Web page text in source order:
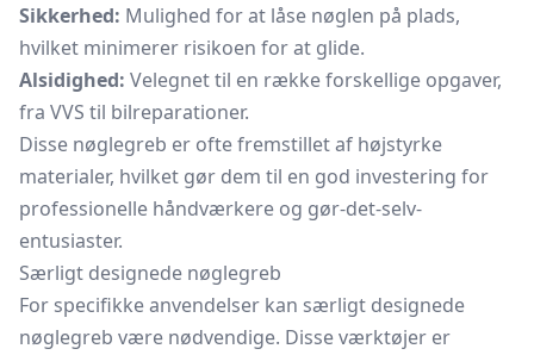
Sikkerhed: Mulighed for at låse nøglen på plads,
hvilket minimerer risikoen for at glide.
Alsidighed: Velegnet til en række forskellige opgaver,
fra VVS til bilreparationer.
Disse nøglegreb er ofte fremstillet af højstyrke
materialer, hvilket gør dem til en god investering for
professionelle håndværkere og gør-det-selv-
entusiaster.
Særligt designede nøglegreb
For specifikke anvendelser kan særligt designede
nøglegreb være nødvendige. Disse værktøjer er